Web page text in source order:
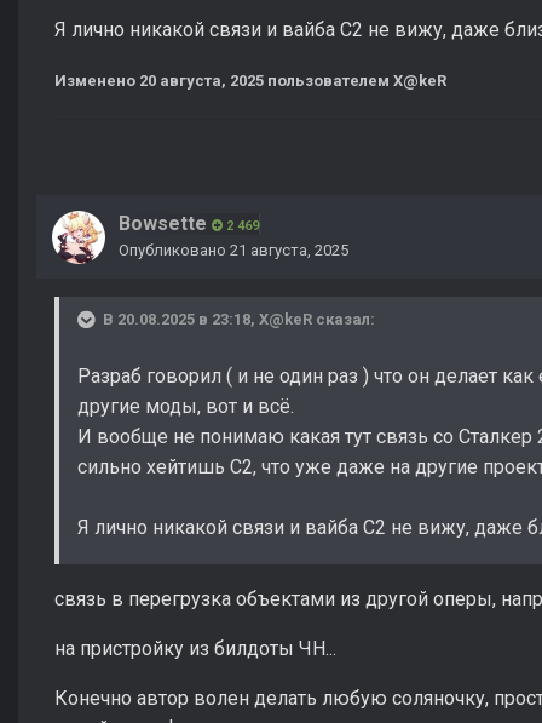
Я лично никакой связи и вайба С2 не вижу, даже
Изменено 20 августа, 2025 пользователем X@keR
Bowsette 2 469
Опубликовано 21 августа, 2025
В 20.08.2025 в 23:18, X@keR сказал:
Разраб говорил ( и не один раз ) что он делает
другие моды, вот и всё.
И вообще не понимаю какая тут связь со
сильно хейтишь С2, что уже даже на другие
Я лично никакой связи и вайба С2 не вижу, даже
связь в перегрузка объектами из другой оперы,
на пристройку из билдоты ЧН...
Конечно автор волен делать любую соляночку,